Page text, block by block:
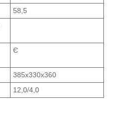
58,5
Є
385х330х360
12,0/4,0